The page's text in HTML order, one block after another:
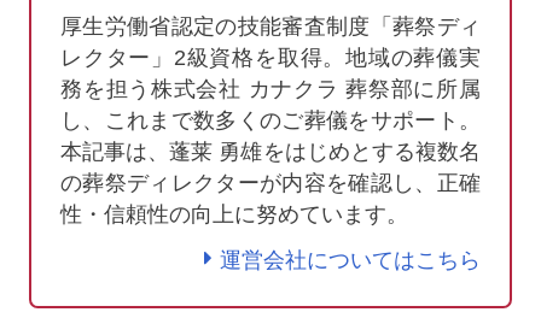
厚生労働省認定の技能審査制度「葬祭ディ
レクター」2級資格を取得。地域の葬儀実
務を担う株式会社 カナクラ 葬祭部に所属
し、これまで数多くのご葬儀をサポート。
本記事は、蓬莱 勇雄をはじめとする複数名
の葬祭ディレクターが内容を確認し、正確
性・信頼性の向上に努めています。
運営会社についてはこちら